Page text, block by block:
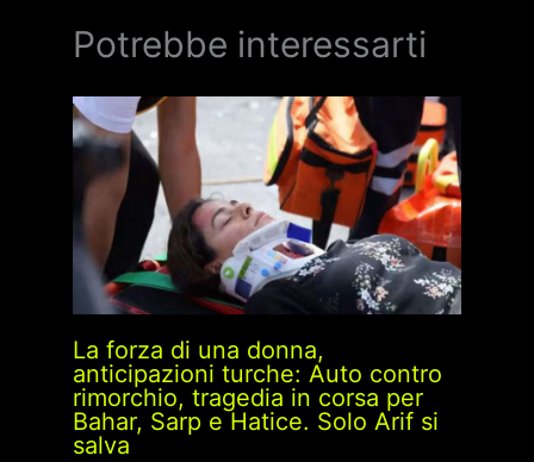
Potrebbe interessarti
La forza di una donna,
anticipazioni turche: Auto contro
rimorchio, tragedia in corsa per
Bahar, Sarp e Hatice. Solo Arif si
salva